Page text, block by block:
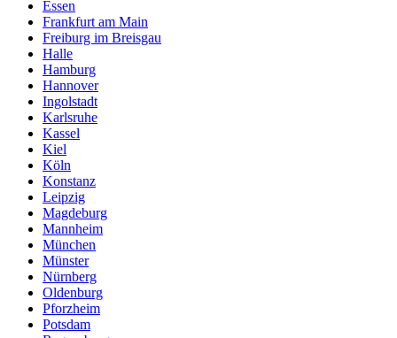
Essen
Frankfurt am Main
Freiburg im Breisgau
Halle
Hamburg
Hannover
Ingolstadt
Karlsruhe
Kassel
Kiel
Köln
Konstanz
Leipzig
Magdeburg
Mannheim
München
Münster
Nürnberg
Oldenburg
Pforzheim
Potsdam